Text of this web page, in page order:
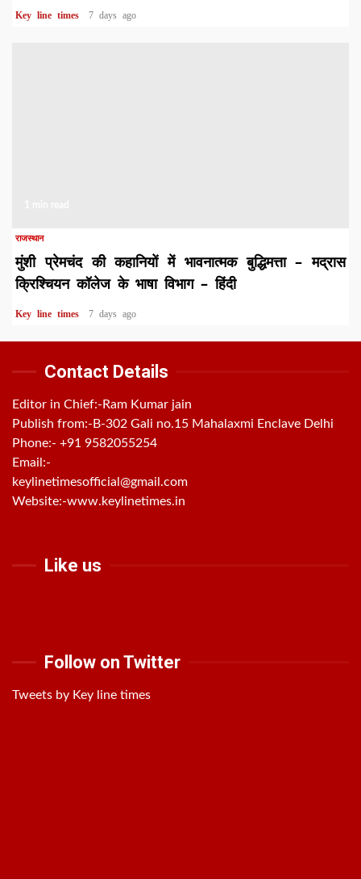
Key line times 7 days ago
राजस्थान
मुंशी प्रेमचंद की कहानियों में भावनात्मक बुद्धिमत्ता – मद्रास
क्रिश्चियन कॉलेज के भाषा विभाग – हिंदी
Key line times 7 days ago
Contact Details
Editor in Chief:-Ram Kumar jain
Publish from:- B-302 Gali no.15 Mahalaxmi Enclave Delhi
Phone:- +91 9582055254
Email:-
keylinetimesofficial@gmail.com
Website:-www.keylinetimes.in
Like us
Follow on Twitter
Tweets by Key line times